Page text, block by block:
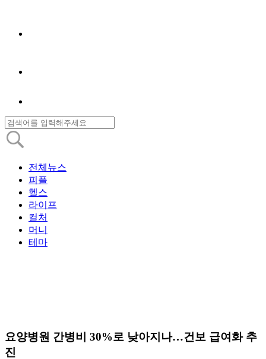
전체뉴스
피플
헬스
라이프
컬처
머니
테마
요양병원 간병비 30%로 낮아지나…건보 급여화 추
진